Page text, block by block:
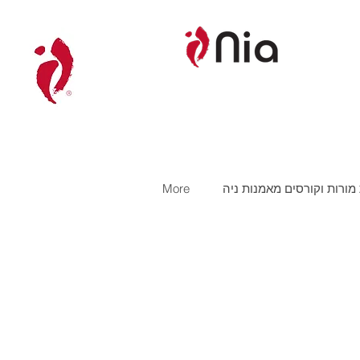
וקורסים מאמנות ניה More